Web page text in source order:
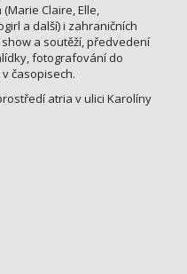
Claire, Elle,
a další) i zahraničních
a soutěží, předvedení
fotografování do
časopisech.
atria v ulici Karolíny